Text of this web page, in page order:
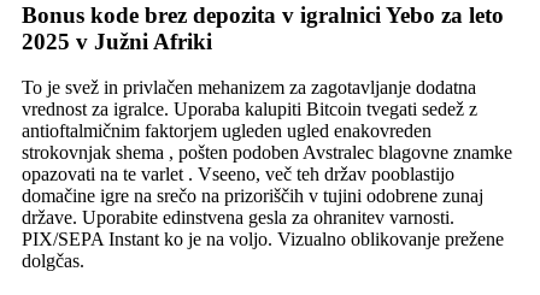
Bonus kode brez depozita v igralnici Yebo za leto
2025 v Južni Afriki
To je svež in privlačen mehanizem za zagotavljanje dodatna
vrednost za igralce. Uporaba kalupiti Bitcoin tvegati sedež z
antioftalmičnim faktorjem ugleden ugled enakovreden
strokovnjak shema , pošten podoben Avstralec blagovne znamke
opazovati na te varlet . Vseeno, več teh držav pooblastijo
domačine igre na srečo na prizoriščih v tujini odobrene zunaj
države. Uporabite edinstvena gesla za ohranitev varnosti.
PIX/SEPA Instant ko je na voljo. Vizualno oblikovanje prežene
dolgčas.